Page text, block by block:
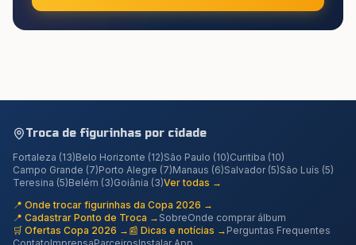
Troca de figurinhas por cidade
Fortaleza (13)Belo Horizonte (12)São Paulo (10)Curitiba (10)
Campo Grande (7)Porto Alegre (7)Manaus (6)Salvador(5)São Luís (5)
Teresina (5)Belém (3)Goiânia (3)Ver todas →
📍 Onde trocar figurinhas da Copa 2026 →
📍 Cadastrar Ponto de Troca → SobreOnde comprar álbum
🛒 Ofertas Copa 2026 → 📰 Dicas e notícias → Perguntas Frequentes